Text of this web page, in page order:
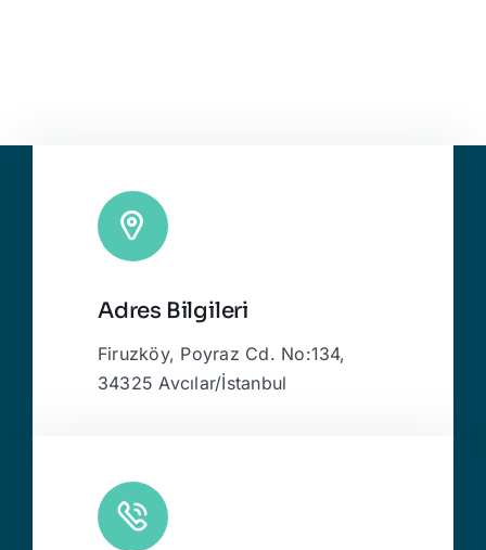
Adres Bilgileri
Firuzköy, Poyraz Cd. No:134,
34325 Avcılar/İstanbul